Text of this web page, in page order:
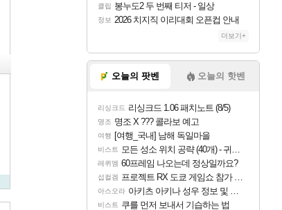
클립 봉누도2 두 번째 티저 - 일상
정보 2026 치지직 이리대회 오픈컵 안내
더보기+
오늘의 팟벤 오늘의 핫벤
리싱크드 리싱크드 1.06 패치노트 (8/5)
명조 명조 X ??? 콜라보 예고
여행 [여행_국내] 남해 독일마을
비스트 모든 성소 위치 공략 (40개) - 귀환한 영혼 도전과제
레퀴엠 60프레임 나오는데 정상일까요?
섭컬겜 프로젝트 RX 도쿄 게임쇼 참가 결정
아스오라 아키츠 아키나 성우 정보 및 주요 필모
비스트 쿠를 먼저 보내서 기습하는 법